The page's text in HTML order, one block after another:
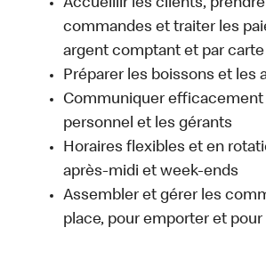
Accueillir les clients,
commandes et traiter les
argent comptant et par carte
Préparer les boissons et les
Communiquer efficacement
personnel et les gérants
Horaires flexibles et en
après-midi et week-ends
Assembler et gérer les
place, pour emporter et pour